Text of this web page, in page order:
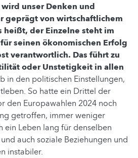
unser Denken und
geprägt von wirtschaftlichem
heißt, der Einzelne steht im
seinen ökonomischen Erfolg
verantwortlich. Das führt zu
oder Unstetigkeit in allen
in den politischen Einstellungen,
So hatte ein Drittel der
den Europawahlen 2024 noch
getroffen, immer weniger
ein Leben lang für denselben
auch soziale Beziehungen und
instabiler.